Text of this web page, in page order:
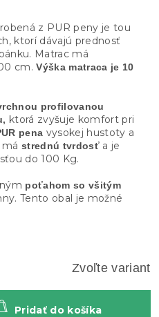
Zvoľte variant
Pridať do košíka
z PUR peny je tou
ktorí dávajú prednosť
Matrac má
cm.Výška matraca je 10
profilovanou
ktorá zvyšuje komfort pri
pena vysokej hustoty a
strednú tvrdosťa je
do 100 Kg.
poťahom so všitým
Tento obal je možné